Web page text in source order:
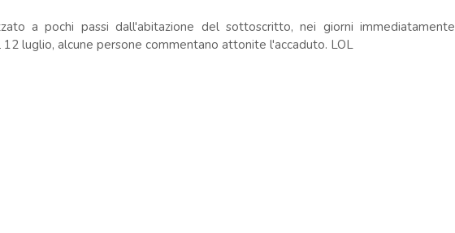
a pochi passi dall'abitazione del sottoscritto, nei giorni immediatamente
luglio, alcune persone commentano attonite l'accaduto. LOL